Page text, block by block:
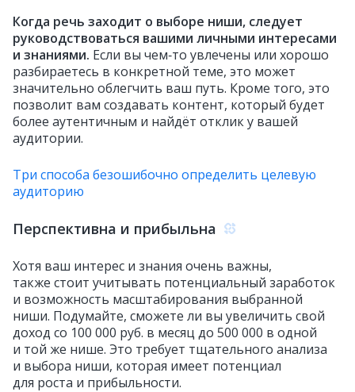
Когда речь заходит о выборе ниши, следует
руководствоваться вашими личными интересами
и знаниями. Если вы чем‑то увлечены или хорошо
разбираетесь в конкретной теме, это может
значительно облегчить ваш путь. Кроме того, это
позволит вам создавать контент, который будет
более аутентичным и найдёт отклик у вашей
аудитории.
Три способа безошибочно определить целевую
аудиторию
Перспективна и прибыльна
Хотя ваш интерес и знания очень важны,
также стоит учитывать потенциальный заработок
и возможность масштабирования выбранной
ниши. Подумайте, сможете ли вы увеличить свой
доход со 100 000 руб. в месяц до 500 000 в одной
и той же нише. Это требует тщательного анализа
и выбора ниши, которая имеет потенциал
для роста и прибыльности.